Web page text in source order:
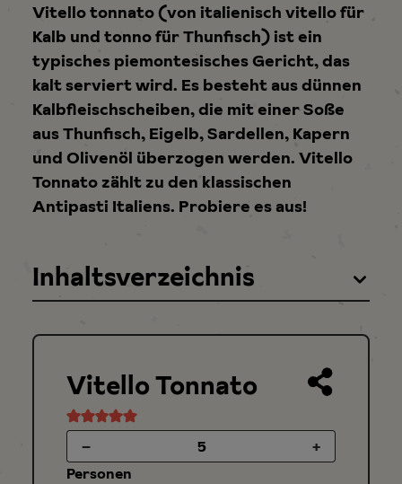
Vitello tonnato (von italienisch vitello für
Kalb und tonno für Thunfisch) ist ein
typisches piemontesisches Gericht, das
kalt serviert wird. Es besteht aus dünnen
Kalbfleischscheiben, die mit einer Soße
aus Thunfisch, Eigelb, Sardellen, Kapern
und Olivenöl überzogen werden. Vitello
Tonnato zählt zu den klassischen
Antipasti Italiens. Probiere es aus!
Inhaltsverzeichnis
Vitello Tonnato
–
+
Personen